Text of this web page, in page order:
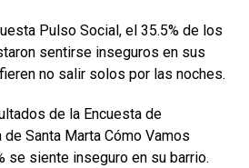
Pulso Social, el 35.5% de los
sentirse inseguros en sus
no salir solos por las noches.
de la Encuesta de
Santa Marta Cómo Vamos
se siente inseguro en su barrio.